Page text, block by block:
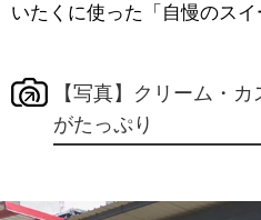
いたくに使った「自慢のスイ
【写真】クリーム・
がたっぷり